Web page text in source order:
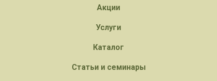
Акции
Услуги
Каталог
Статьи и семинары